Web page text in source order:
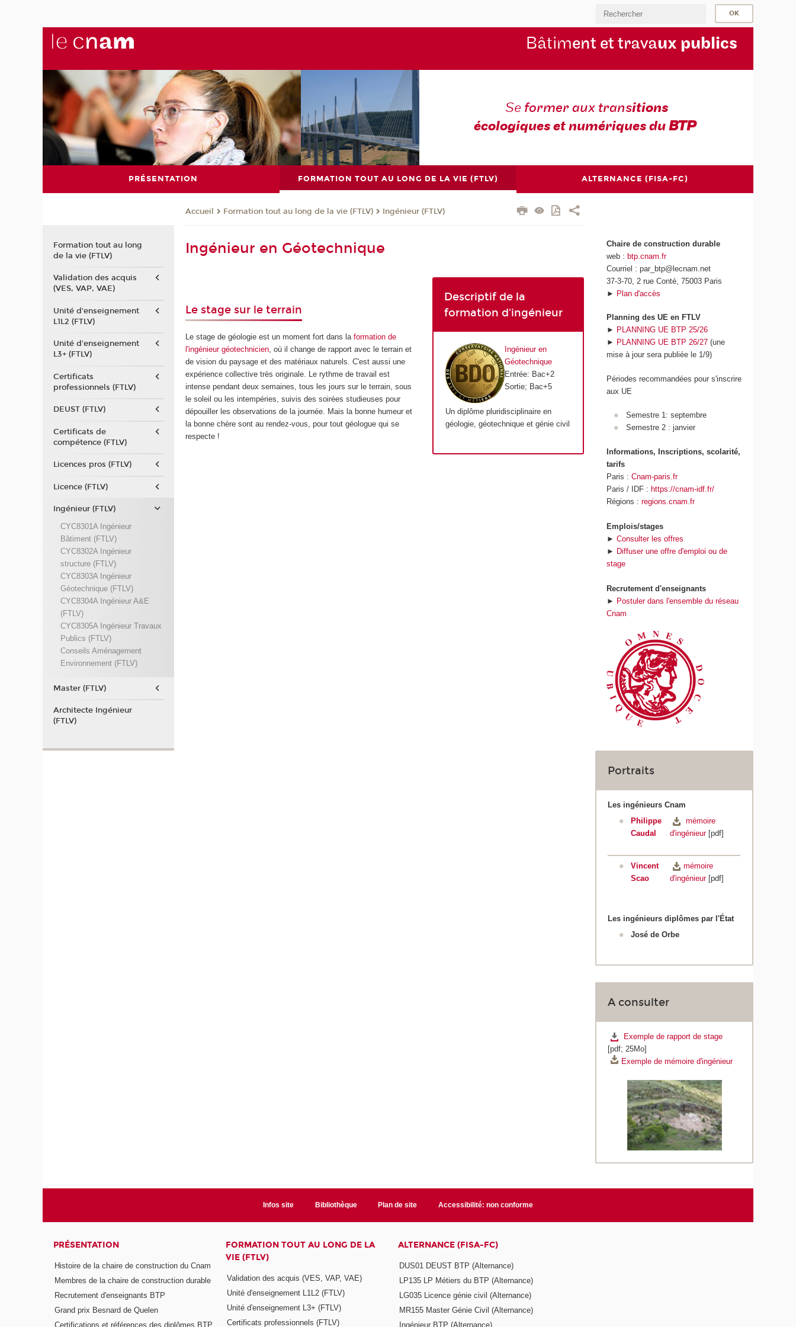
Bâtiment et travaux publics
Se former aux transitions
écologiques et numériques duBTP
PRÉSENTATION FORMATION TOUT AU LONG DE LA VIE (FTLV) ALTERNANCE (FISA-FC)
Accueil Formation tout au long de la vie (FTLV) Ingénieur (FTLV)
Ingénieur en Géotechnique
Le stage sur le terrain
Le stage de géologie est un moment fort dans laformation de
l'ingénieur géotechnicien, où il change de rapport avec le terrain et
de vision du paysage et des matériaux naturels. C'est aussi une
expérience collective très originale. Le rythme de travail est
intense pendant deux semaines, tous les jours sur le terrain, sous
le soleil ou les intempéries, suivis des soirées studieuses pour
dépouiller les observations de la journée. Mais la bonne humeur et
la bonne chère sont au rendez-vous, pour tout géologue qui se
respecte !
Descriptif de la
formation d'ingénieur
Ingénieur en
Géotechnique
Entrée: Bac+2
Sortie; Bac+5
Un diplôme pluridisciplinaire en
géologie, géotechnique et génie civil
Chaire de construction durable
web :btp.cnam.fr
Courriel : par_btp@lecnam.net
37-3-70, 2 rue Conté, 75003 Paris
► Plan d'accès
Planning des UE en FTLV
► PLANNING UE BTP 25/26
► PLANNING UE BTP 26/27 (une
mise à jour sera publiée le 1/9)
Périodes recommandées pour s'inscrire
aux UE
Semestre 1: septembre
Semestre 2 : janvier
Informations, Inscriptions, scolarité,
tarifs
Paris :Cnam-paris.fr
Paris / IDF :https://cnam-idf.fr/
Régions :regions.cnam.fr
Emplois/stages
►Consulter les offres
► Diffuser une offre d'emploi ou de
stage
Recrutement d'enseignants
► Postuler dans l'ensemble du réseau
Cnam
Portraits
Les ingénieurs Cnam
Philippe
Caudal
mémoire
d'ingénieur[pdf]
Vincent
Scao
mémoire
d'ingénieur[pdf]
Les ingénieurs diplômes par l'État
José de Orbe
A consulter
Exemple de rapport de stage
[pdf; 25Mo]
Exemple de mémoire d'ingénieur
Formation tout au long
de la vie (FTLV)
Validation des acquis
(VES, VAP, VAE)
Unité d'enseignement
L1L2 (FTLV)
Unité d'enseignement
L3+ (FTLV)
Certificats
professionnels (FTLV)
DEUST (FTLV)
Certificats de
compétence (FTLV)
Licences pros (FTLV)
Licence (FTLV)
Ingénieur (FTLV)
CYC8301A Ingénieur
Bâtiment (FTLV)
CYC8302A Ingénieur
structure (FTLV)
CYC8303A Ingénieur
Géotechnique (FTLV)
CYC8304A Ingénieur A&E
(FTLV)
CYC8305A Ingénieur Travaux
Publics (FTLV)
Conseils Aménagement
Environnement (FTLV)
Master (FTLV)
Architecte Ingénieur
(FTLV)
Infos site Bibliothèque Plan de site Accessibilité: non conforme
PRÉSENTATION
Histoire de la chaire de construction du Cnam
Membres de la chaire de construction durable
Recrutement d'enseignants BTP
Grand prix Besnard de Quelen
Certifications et références des diplômes BTP
FORMATION TOUT AU LONG DE LA
VIE (FTLV)
Validation des acquis (VES, VAP, VAE)
Unité d'enseignement L1L2 (FTLV)
Unité d'enseignement L3+ (FTLV)
Certificats professionnels (FTLV)
ALTERNANCE (FISA-FC)
DUS01 DEUST BTP (Alternance)
LP135 LP Métiers du BTP (Alternance)
LG035 Licence génie civil (Alternance)
MR155 Master Génie Civil (Alternance)
Ingénieur BTP (Alternance)